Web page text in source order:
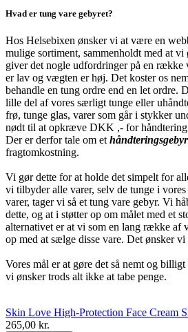
Hvad er tung vare gebyret?
Hos Helsebixen ønsker vi at være en
mulige sortiment, sammenholdt med at vi
giver det nogle udfordringer på en række
er lav og vægten er høj. Det koster os
behandle en tung ordre end en let ordre.
lille del af vores særligt tunge eller
frø, tunge glas, varer som går i stykker
nødt til at opkræve DKK ,- for
Der er derfor tale om et håndteringsgebyr
fragtomkostning.
Vi gør dette for at holde det simpelt for
vi tilbyder alle varer, selv de tunge i
varer, tager vi så et tung vare gebyr. Vi
dette, og at i støtter op om målet med et
alternativet er at vi som en lang række af
op med at sælge disse vare. Det ønsker vi
Vores mål er at gøre det så nemt og
vi ønsker trods alt ikke at tabe penge.
Skin Love High-Protection Face Cream
265,00 kr.